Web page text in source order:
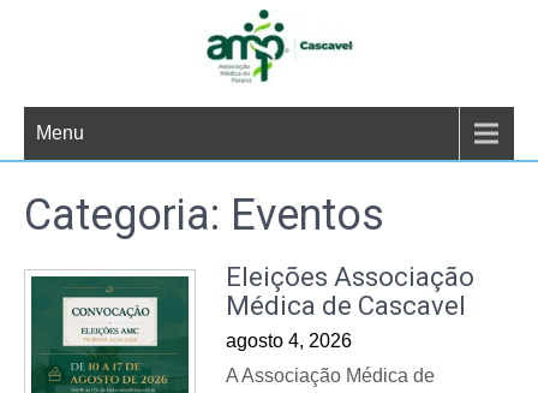
Menu
Categoria: Eventos
Eleições Associação
Médica de Cascavel
agosto 4, 2026
A Associação Médica de